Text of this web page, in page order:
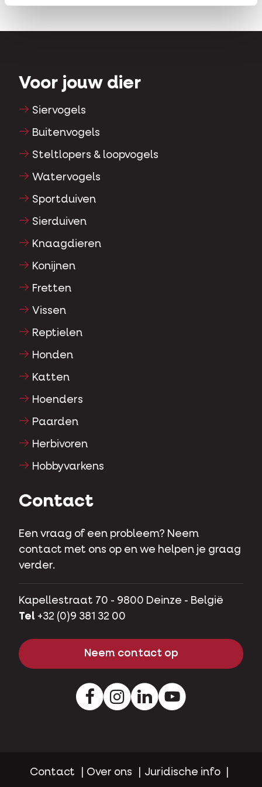
Voor jouw dier
Siervogels
Buitenvogels
Steltlopers & loopvogels
Watervogels
Sportduiven
Sierduiven
Knaagdieren
Konijnen
Fretten
Vissen
Reptielen
Honden
Katten
Hoenders
Paarden
Herbivoren
Hobbyvarkens
Contact
Een vraag of een probleem? Neem
contact met ons op en we helpen je graag
verder.
Kapellestraat 70 - 9800 Deinze - België
Tel +32 (0)9 381 32 00
Neem contact op
FacebookInstagramLinkedInYoutube
Contact Over ons Juridische info